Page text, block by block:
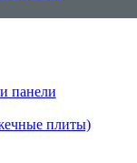
панели
плиты)